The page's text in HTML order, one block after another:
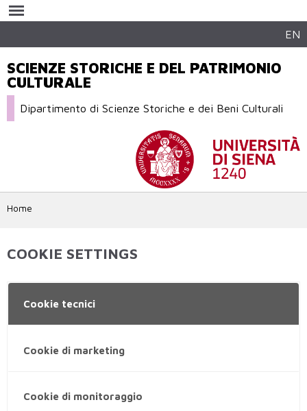
contenuto
EN
SCIENZE STORICHE E DEL PATRIMONIO
CULTURALE
Dipartimento di Scienze Storiche e dei Beni Culturali
Home
COOKIE SETTINGS
Cookie tecnici
Cookie di marketing
Cookie di monitoraggio